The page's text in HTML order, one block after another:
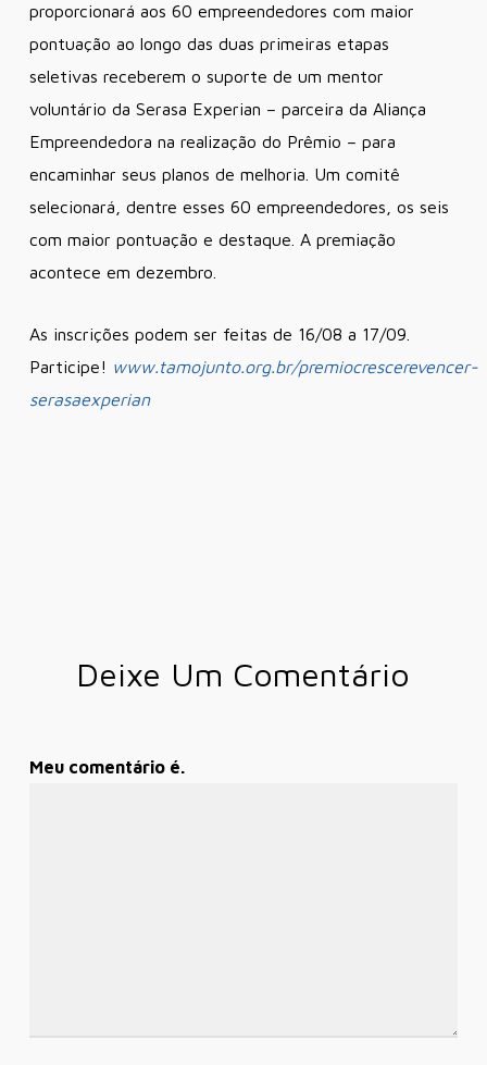
proporcionará aos 60 empreendedores com maior
pontuação ao longo das duas primeiras etapas
seletivas receberem o suporte de um mentor
voluntário da Serasa Experian – parceira da Aliança
Empreendedora na realização do Prêmio – para
encaminhar seus planos de melhoria. Um comitê
selecionará, dentre esses 60 empreendedores, os seis
com maior pontuação e destaque. A premiação
acontece em dezembro.
As inscrições podem ser feitas de 16/08 a 17/09.
Participe! www.tamojunto.org.br/premiocrescerevencer-
serasaexperian
Deixe Um Comentário
Meu comentário é.